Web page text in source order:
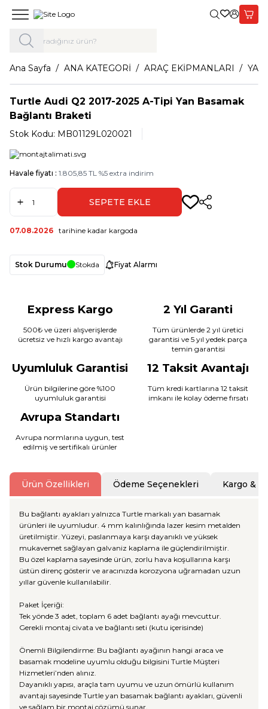
Giriş Yap,
Ana Sayfa ANA KATEGORİ ARAÇ EKİPMANLARI
Turtle Audi Q2 2017-2025 A-Tipi Yan Basamak
Bağlantı Braketi
Stok Kodu: MB01129L020021
Havale fiyatı : 1.805,85 TL %5 extra indirim
SEPETE EKLE Paylaş
07.08.2026 tarihine kadar kargoda
Stok Durumu Stokda Fiyat Alarmı
Express Kargo
500₺ ve üzeri alışverişlerde
ücretsiz ve hızlı kargo avantajı
2 Yıl Garanti
Tüm ürünlerde 2 yıl üretici
garantisi ve 5 yıl yedek parça
temin garantisi
Uyumluluk Garantisi
Ürün bilgilerine göre %100
uyumluluk garantisi
12 Taksit Avantajı
Tüm kredi kartlarına 12 taksit
imkanı ile kolay ödeme fırsatı
Avrupa Standartı
Avrupa normlarına uygun, test
edilmiş ve sertifikalı ürünler
Ürün Özellikleri Ödeme Seçenekleri Kargo &
Bu bağlantı ayakları yalnızca Turtle markalı yan basamak
ürünleri ile uyumludur. 4 mm kalınlığında lazer kesim metalden
üretilmiştir. Yüzeyi, paslanmaya karşı dayanıklı ve yüksek
mukavemet sağlayan galvaniz kaplama ile güçlendirilmiştir.
Bu özel kaplama sayesinde ürün, zorlu hava koşullarına karşı
üstün direnç gösterir ve aracınızda korozyona uğramadan uzun
yıllar güvenle kullanılabilir.
Paket İçeriği:
Tek yönde 3 adet, toplam 6 adet bağlantı ayağı mevcuttur.
Gerekli montaj civata ve bağlantı seti (kutu içerisinde)
Önemli Bilgilendirme: Bu bağlantı ayağının hangi araca ve
basamak modeline uyumlu olduğu bilgisini Turtle Müşteri
Hizmetleri’nden alınız.
Dayanıklı yapısı, araçla tam uyumu ve uzun ömürlü kullanım
avantajı sayesinde Turtle yan basamak bağlantı ayakları, güvenli
ve sağlam bir montaj çözümü sunar.